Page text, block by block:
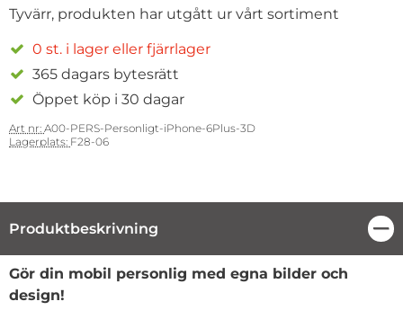
Tyvärr, produkten har utgått ur vårt sortiment
0 st. i lager eller fjärrlager
365 dagars bytesrätt
Öppet köp i 30 dagar
Art nr: A00-PERS-Personligt-iPhone-6Plus-3D
Lagerplats: F28-06
Produktbeskrivning
Produktbeskrivning
Gör din mobil personlig med egna bilder och
design!